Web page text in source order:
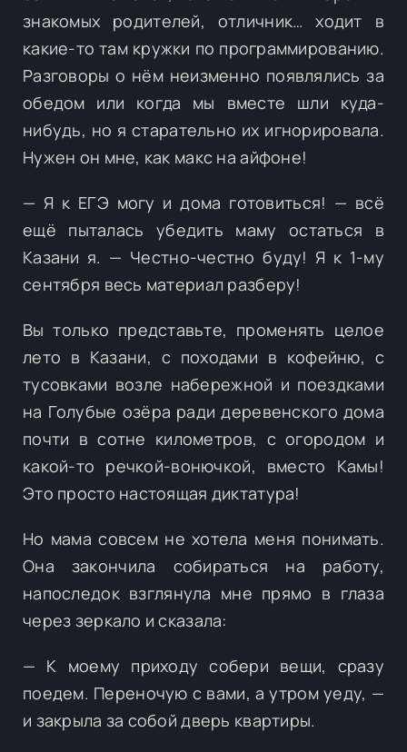
знакомых родителей, отличник… ходит в
какие-то там кружки по программированию.
Разговоры о нём неизменно появлялись за
обедом или когда мы вместе шли куда-
нибудь, но я старательно их игнорировала.
Нужен он мне, как макс на айфоне!
— Я к ЕГЭ могу и дома готовиться! — всё
ещё пыталась убедить маму остаться в
Казани я. — Честно-честно буду! Я к 1-му
сентября весь материал разберу!
Вы только представьте, променять целое
лето в Казани, с походами в кофейню, с
тусовками возле набережной и поездками
на Голубые озёра ради деревенского дома
почти в сотне километров, с огородом и
какой-то речкой-вонючкой, вместо Камы!
Это просто настоящая диктатура!
Но мама совсем не хотела меня понимать.
Она закончила собираться на работу,
напоследок взглянула мне прямо в глаза
через зеркало и сказала:
— К моему приходу собери вещи, сразу
поедем. Переночую с вами, а утром уеду, —
и закрыла за собой дверь квартиры.